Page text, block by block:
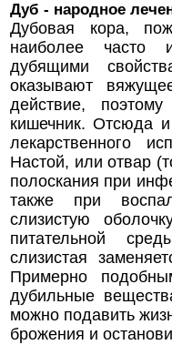
Дуб - народное
Дубовая кора,
наиболее часто
дубящими
оказывают
действие,
кишечник. Отсюда
лекарственного
Настой, или отвар
полоскания при
также при
слизистую
питательной
слизистая
Примерно
дубильные
можно подавить
брожения и